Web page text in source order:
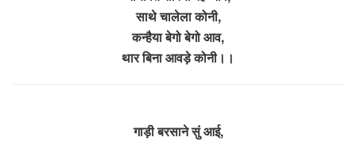
साथे चालेला कोनी,
कन्हैया बेगो बेगो आव,
थार बिना आवड़े कोनी।।
गाड़ी बरसाने सुं आई,